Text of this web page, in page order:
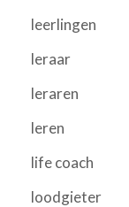
leerlingen
leraar
leraren
leren
life coach
loodgieter